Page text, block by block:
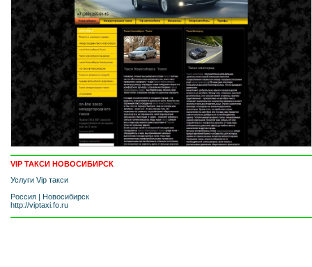
VIP ТАКСИ НОВОСИБИРСК
Услуги Vip такси
Россия | Новосибирск
http://viptaxi.fo.ru